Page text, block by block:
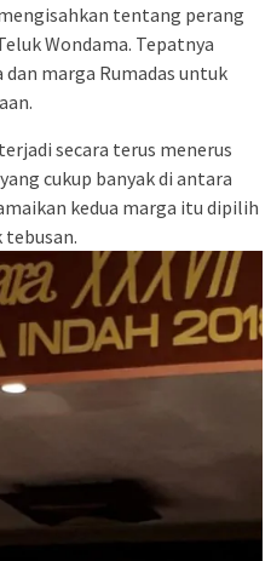
tentang perang
Wondama. Tepatnya
marga Rumadas untuk
secara terus menerus
cukup banyak di antara
kedua marga itu dipilih
tebusan.